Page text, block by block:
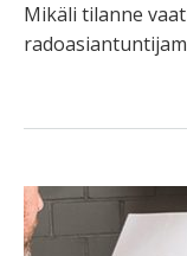
Mikäli tilanne